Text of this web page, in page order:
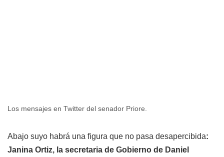
Los mensajes en Twitter del senador Priore.
Abajo suyo habrá una figura que no pasa desapercibida:
Janina Ortiz, la secretaria de Gobierno de Daniel